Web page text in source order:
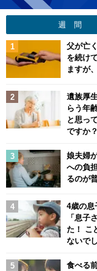
週 間
父が亡
を続け
ますが
遺族厚
らう年
と思っ
ですか？
娘夫婦
への負
るのが
4歳の息
「息子
た！ こ
ないで
食べる